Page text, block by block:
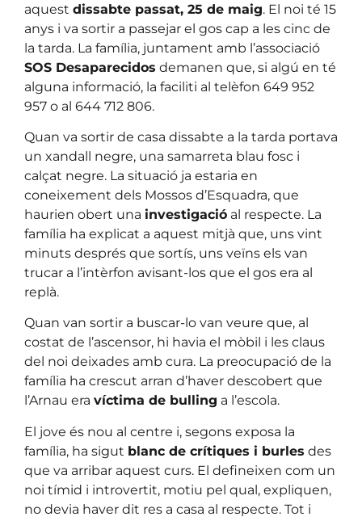
aquest dissabte passat, 25 de maig. El noi té 15
anys i va sortir a passejar el gos cap a les cinc de
la tarda. La família, juntament amb l’associació
SOS Desaparecidos demanen que, si algú en té
alguna informació, la faciliti al telèfon 649 952
957 o al 644 712 806.
Quan va sortir de casa dissabte a la tarda portava
un xandall negre, una samarreta blau fosc i
calçat negre. La situació ja estaria en
coneixement dels Mossos d’Esquadra, que
haurien obert una investigació al respecte. La
família ha explicat a aquest mitjà que, uns vint
minuts després que sortís, uns veïns els van
trucar a l’intèrfon avisant-los que el gos era al
replà.
Quan van sortir a buscar-lo van veure que, al
costat de l’ascensor, hi havia el mòbil i les claus
del noi deixades amb cura. La preocupació de la
família ha crescut arran d’haver descobert que
l’Arnau era víctima de bulling a l’escola.
El jove és nou al centre i, segons exposa la
família, ha sigut blanc de crítiques i burles des
que va arribar aquest curs. El defineixen com un
noi tímid i introvertit, motiu pel qual, expliquen,
no devia haver dit res a casa al respecte. Tot i